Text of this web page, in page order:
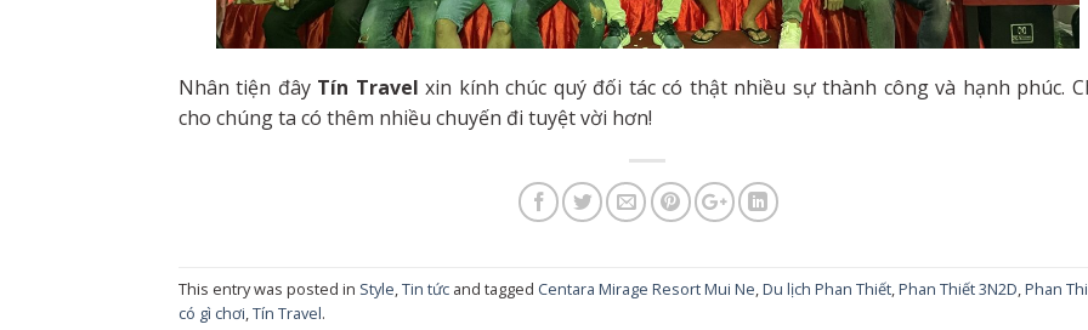
Nhân tiện đây Tín Travelxin kính chúc quý đối tác có thật nhiều sự thành công và hạnh phúc.
cho chúng ta có thêm nhiều chuyến đi tuyệt vời hơn!
This entry was posted in Style,Tin tức and tagged Centara Mirage Resort Mui Ne,Du lịch Phan Thiết,Phan Thiết 3N2D,Phan
có gì chơi,Tín Travel.